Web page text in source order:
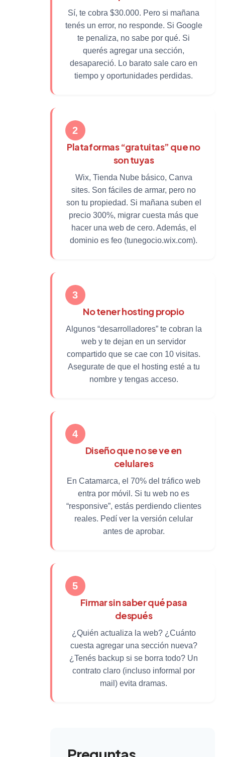
Sí, te cobra $30.000. Pero si mañana
tenés un error, no responde. Si Google
te penaliza, no sabe por qué. Si
querés agregar una sección,
desapareció. Lo barato sale caro en
tiempo y oportunidades perdidas.
2
Plataformas “gratuitas” que no
son tuyas
Wix, Tienda Nube básico, Canva
sites. Son fáciles de armar, pero no
son tu propiedad. Si mañana suben el
precio 300%, migrar cuesta más que
hacer una web de cero. Además, el
dominio es feo (tunegocio.wix.com).
3
No tener hosting propio
Algunos “desarrolladores” te cobran la
web y te dejan en un servidor
compartido que se cae con 10 visitas.
Asegurate de que el hosting esté a tu
nombre y tengas acceso.
4
Diseño que no se ve en
celulares
En Catamarca, el 70% del tráfico web
entra por móvil. Si tu web no es
“responsive”, estás perdiendo clientes
reales. Pedí ver la versión celular
antes de aprobar.
5
Firmar sin saber qué pasa
después
¿Quién actualiza la web? ¿Cuánto
cuesta agregar una sección nueva?
¿Tenés backup si se borra todo? Un
contrato claro (incluso informal por
mail) evita dramas.